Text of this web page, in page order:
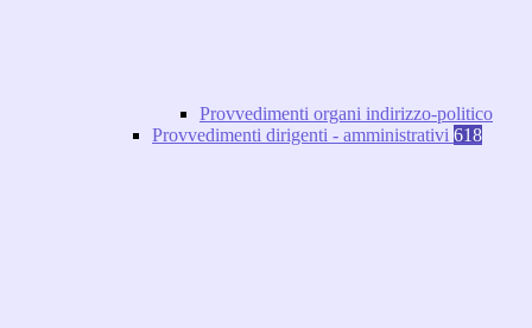
Provvedimenti organi indirizzo-politico
Provvedimenti dirigenti - amministrativi 618